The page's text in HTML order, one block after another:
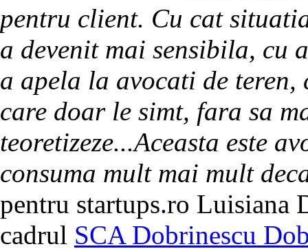
pentru client. Cu cat
a devenit mai sensibila, cu
a apela la avocati de teren,
care doar le simt, fara sa
teoretizeze...Aceasta este
consuma mult mai mult
pentru startups.ro Luisiana
cadrul SCA Dobrinescu